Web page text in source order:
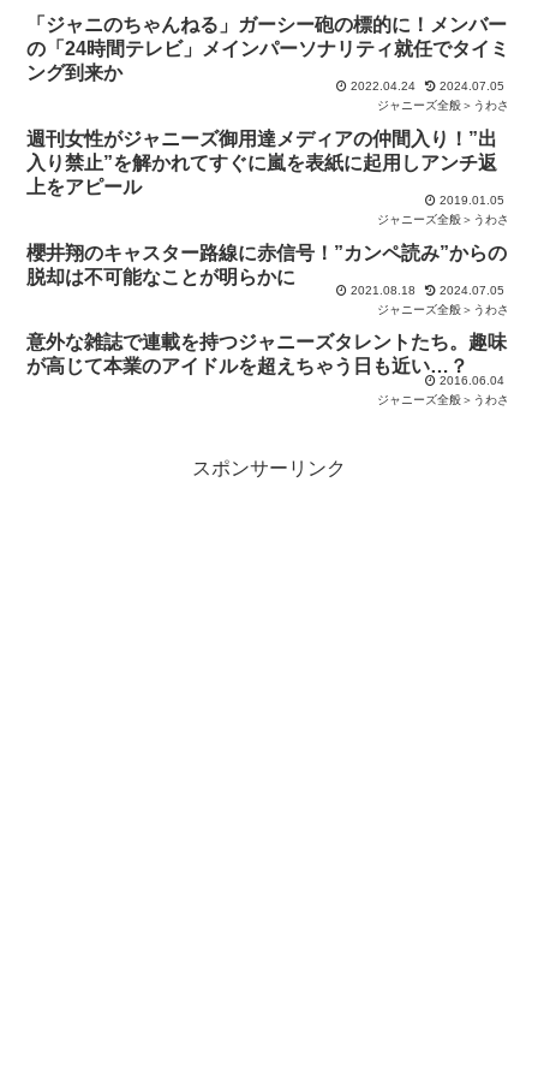
「ジャニのちゃんねる」ガーシー砲の標的に！メンバー
の「24時間テレビ」メインパーソナリティ就任でタイミ
ング到来か
2022.04.24
2024.07.05
ジャニーズ全般＞うわさ
週刊女性がジャニーズ御用達メディアの仲間入り！”出
入り禁止”を解かれてすぐに嵐を表紙に起用しアンチ返
上をアピール
2019.01.05
ジャニーズ全般＞うわさ
櫻井翔のキャスター路線に赤信号！”カンペ読み”からの
脱却は不可能なことが明らかに
2021.08.18
2024.07.05
ジャニーズ全般＞うわさ
意外な雑誌で連載を持つジャニーズタレントたち。趣味
が高じて本業のアイドルを超えちゃう日も近い…？
2016.06.04
ジャニーズ全般＞うわさ
スポンサーリンク